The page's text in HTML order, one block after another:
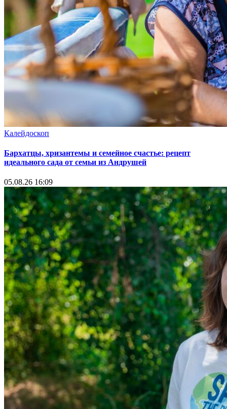
Калейдоскоп
Бархатцы, хризантемы и семейное счастье: рецепт
идеального сада от семьи из Андрушей
05.08.26 16:09